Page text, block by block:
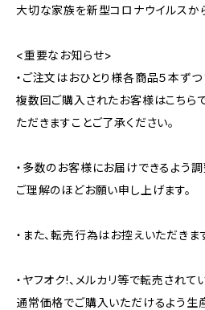
大切な家族を新型コロナウイルスから
<重要なお知らせ>
・ご注文はおひとり様各商品５本ずつ
複数回ご購入されたお客様はこちら
ただきますことご了承ください。
・多数のお客様にお届けできるよう調
ご理解のほどお願い申し上げます。
・また、転売行為はお控えいただきま
・ヤフオク!、メルカリ等で転売されて
通常価格でご購入いただけるよう生